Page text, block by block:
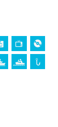
de Jávea,
surf,